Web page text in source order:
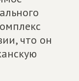
что он